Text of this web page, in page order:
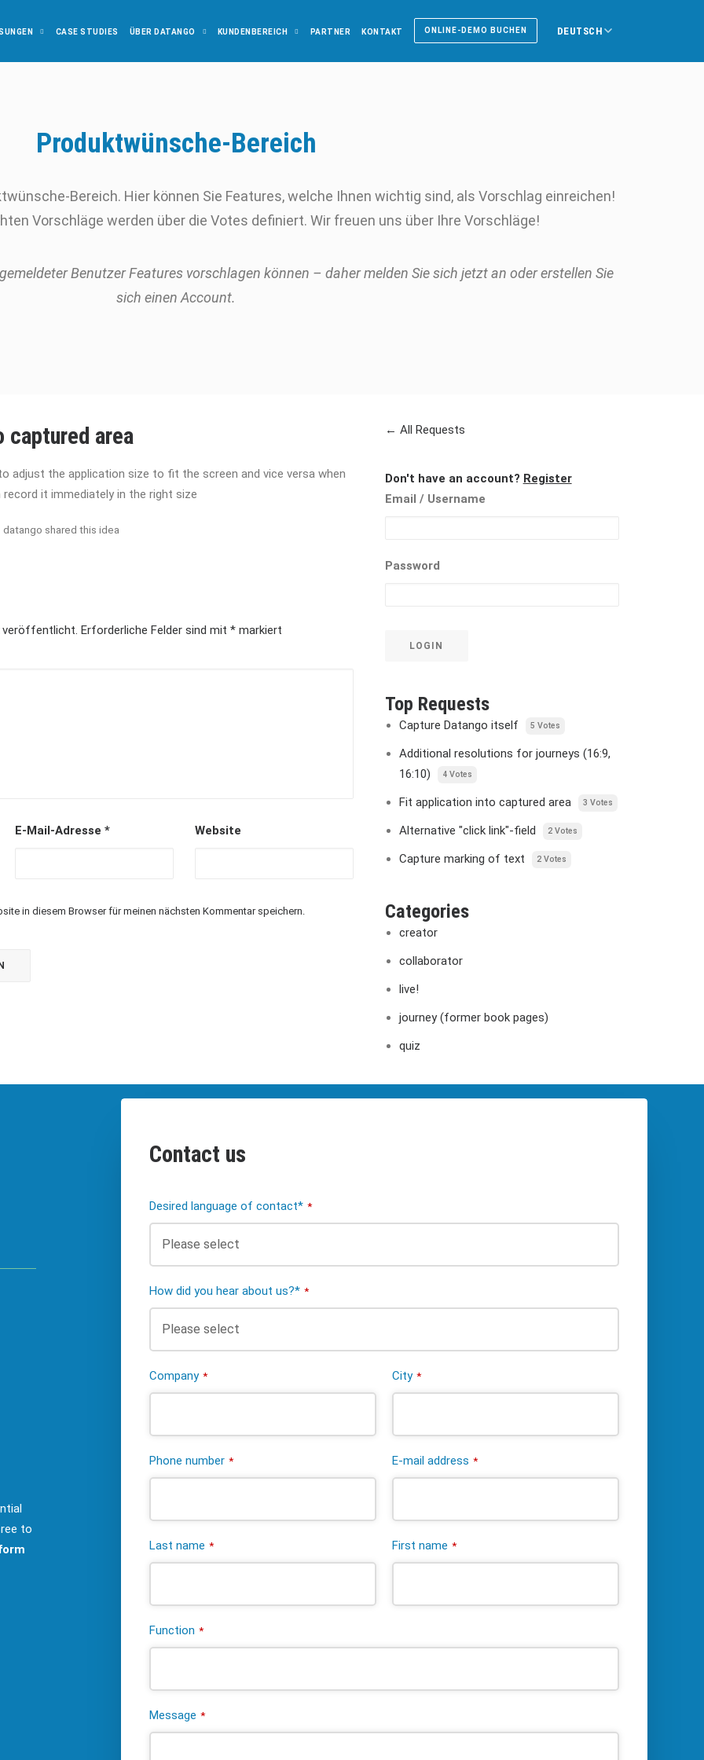
CASE STUDIES ÜBER DATANGO KUNDENBEREICH PARTNER KONTAKT ONLINE-DEMO BUCHEN DEUTSCH
Produktwünsche-Bereich
Bereich. Hier können Sie Features, welche Ihnen wichtig sind, als Vorschlag einreichen!
Vorschläge werden über die Votes definiert. Wir freuen uns über Ihre Vorschläge!
Benutzer Features vorschlagen können – daher melden Sie sich jetzt an oder erstellen Sie
sich einen Account.
area
adjust the application size to fit the screen and vice versa when
it immediately in the right size
datango shared this idea
veröffentlicht. Erforderliche Felder sind mit * markiert
E-Mail-Adresse * Website
in diesem Browser für meinen nächsten Kommentar speichern.
← All Requests
Don't have an account? Register
Email / Username
Password
LOGIN
Top Requests
Capture Datango itself 5 Votes
Additional resolutions for journeys (16:9,
16:10)
4 Votes
Fit application into captured area 3 Votes
Alternative "click link"-field 2 Votes
Capture marking of text 2 Votes
Categories
creator
collaborator
live!
journey (former book pages)
quiz
to
Contact us
Desired language of contact* *
How did you hear about us?* *
Company * City *
Phone number * E-mail address *
Last name * First name *
Function *
Message *